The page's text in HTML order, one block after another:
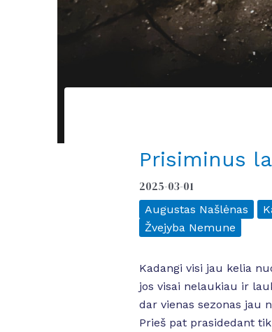
Prisiminus
2025-03-01
Augustas Našlėnas
Žvejyba Nemune
Kadangi visi jau kelia
jos visai nelaukiau ir
dar vienas sezonas jau
Prieš pat prasidedant